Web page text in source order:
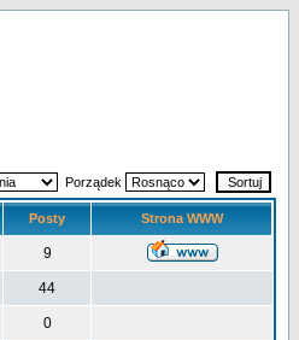
Porządek
Posty Strona WWW
9
44
0